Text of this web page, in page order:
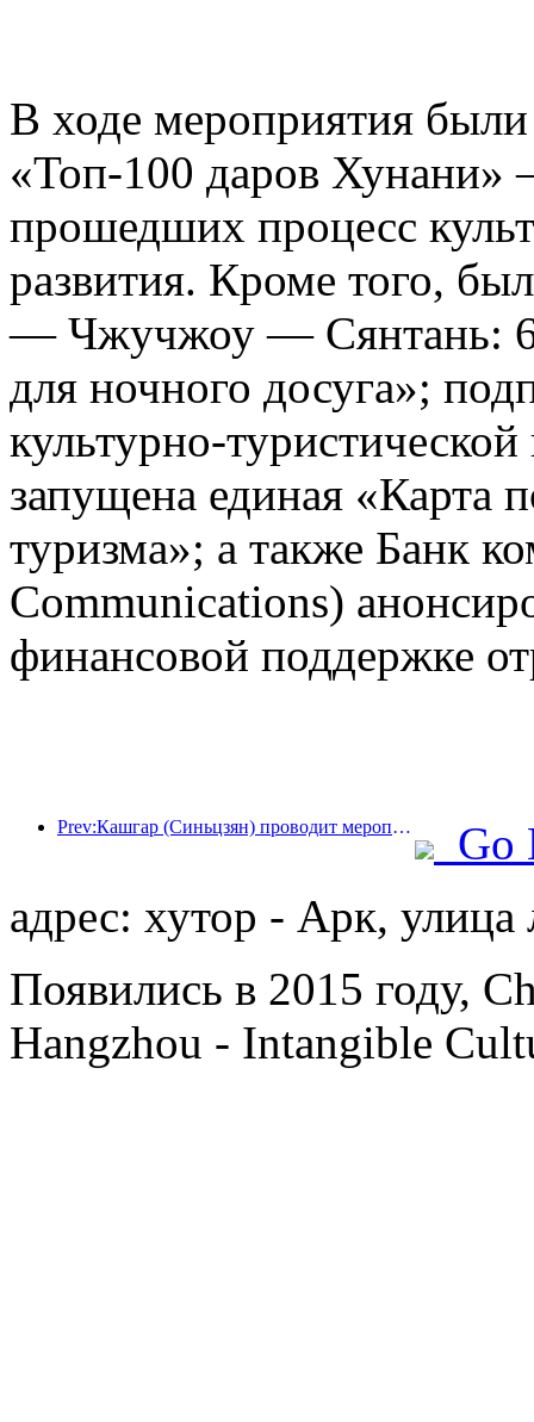
В ходе мероприятия были
«Топ-100 даров Хунани»
прошедших процесс
развития. Кроме того,
— Чжучжоу — Сянтань:
для ночного досуга»;
культурно-
запущена единая «Карта
туризма»; а также Банк
Communications)
финансовой поддержке
Prev:Кашгар (Синьцзян) проводит мероприятие по продвижению туризма с целью содействия межэтническому обмену.
Go
адрес: хутор - Арк,
Появились в 2015 году,
Hangzhou - Intangible